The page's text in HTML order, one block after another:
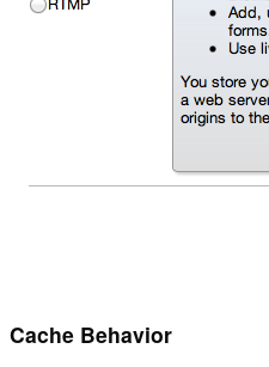
Cache Behavior